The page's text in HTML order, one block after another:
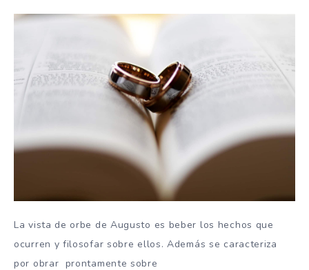
La vista de orbe de Augusto es beber los hechos que
ocurren y filosofar sobre ellos. Además se caracteriza
por obrar prontamente sobre